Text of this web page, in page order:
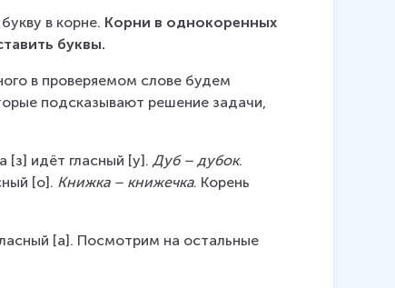
в корне. Корни в однокоренных
буквы.
в проверяемом слове будем
подсказывают решение задачи,
[з] идёт гласный [у]. Дуб – дубок.
[о]. Книжка – книжечка. Корень
[а]. Посмотрим на остальные